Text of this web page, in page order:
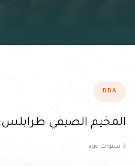
DDA
المخيم الصيفي
3 سنوات ago